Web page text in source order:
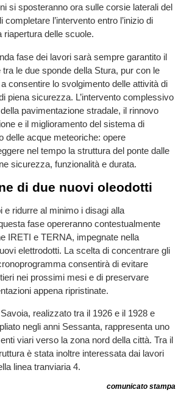
si sposteranno ora sulle corsie laterali del
completare l’intervento entro l’inizio di
delle scuole.
fase dei lavori sarà sempre garantito il
le due sponde della Stura, pur con le
consentire lo svolgimento delle attività di
piena sicurezza. L’intervento complessivo
pavimentazione stradale, il rinnovo
e il miglioramento del sistema di
delle acque meteoriche: opere
nel tempo la struttura del ponte dalle
sicurezza, funzionalità e durata.
di due nuovi oleodotti
e ridurre al minimo i disagi alla
fase opereranno contestualmente
IRETI e TERNA, impegnate nella
elettrodotti. La scelta di concentrare gli
consentirà di evitare
nei prossimi mesi e di preservare
appena ripristinate.
realizzato tra il 1926 e il 1928 e
negli anni Sessanta, rappresenta uno
viari verso la zona nord della città. Tra il
è stata inoltre interessata dai lavori
linea tranviaria 4.
comunicato stampa